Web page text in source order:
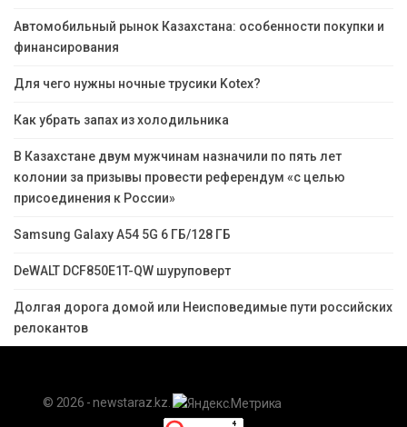
Автомобильный рынок Казахстана: особенности покупки и
финансирования
Для чего нужны ночные трусики Kotex?
Как убрать запах из холодильника
В Казахстане двум мужчинам назначили по пять лет
колонии за призывы провести референдум «с целью
присоединения к России»
Samsung Galaxy A54 5G 6 ГБ/128 ГБ
DeWALT DCF850E1T-QW шуруповерт
Долгая дорога домой или Неисповедимые пути российских
релокантов
© 2026 - newstaraz.kz.